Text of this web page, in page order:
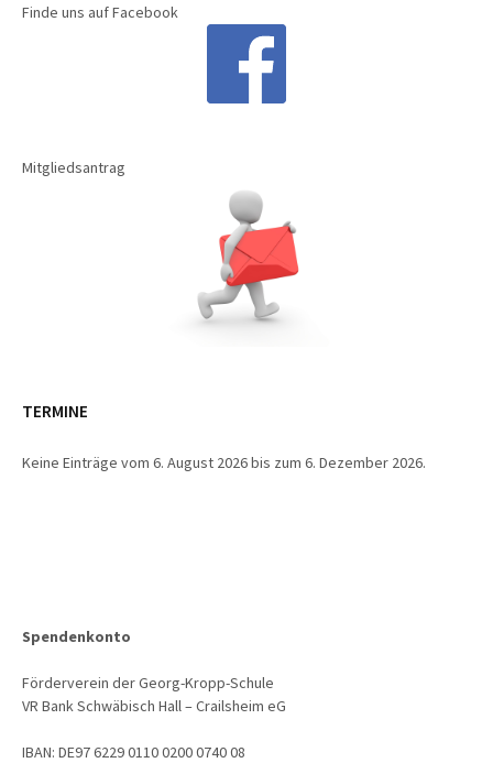
Finde uns auf Facebook
Mitgliedsantrag
TERMINE
Keine Einträge vom 6. August 2026 bis zum 6. Dezember 2026.
Spendenkonto
Förderverein der Georg-Kropp-Schule
VR Bank Schwäbisch Hall – Crailsheim eG
IBAN: DE97 6229 0110 0200 0740 08